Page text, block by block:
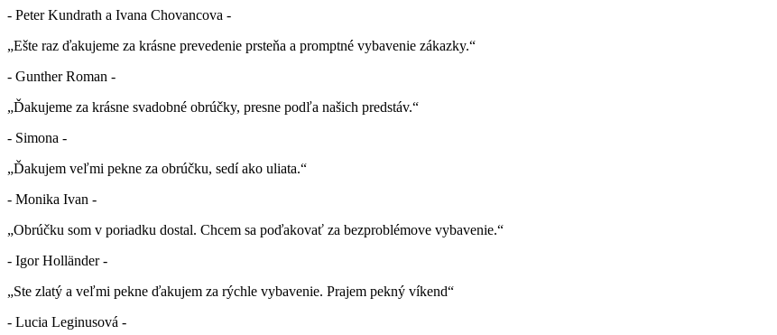
- Peter Kundrath a Ivana Chovancova -
„Ešte raz ďakujeme za krásne prevedenie prsteňa a promptné vybavenie zákazky.“
- Gunther Roman -
„Ďakujeme za krásne svadobné obrúčky, presne podľa našich predstáv.“
- Simona -
„Ďakujem veľmi pekne za obrúčku, sedí ako uliata.“
- Monika Ivan -
„Obrúčku som v poriadku dostal. Chcem sa poďakovať za bezproblémove vybavenie.“
- Igor Holländer -
„Ste zlatý a veľmi pekne ďakujem za rýchle vybavenie. Prajem pekný víkend“
- Lucia Leginusová -